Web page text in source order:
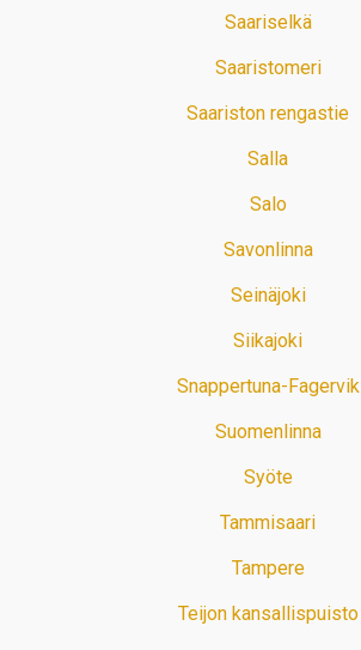
Saariselkä
Saaristomeri
Saariston rengastie
Salla
Salo
Savonlinna
Seinäjoki
Siikajoki
Snappertuna-Fagervik
Suomenlinna
Syöte
Tammisaari
Tampere
Teijon kansallispuisto